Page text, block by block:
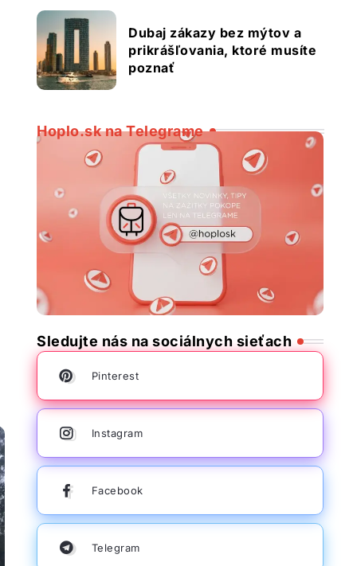
Dubaj zákazy bez mýtov a
prikrášľovania, ktoré musíte
poznať
Hoplo.sk na Telegrame
Sledujte nás na sociálnych sieťach
Pinterest
Instagram
Facebook
Telegram